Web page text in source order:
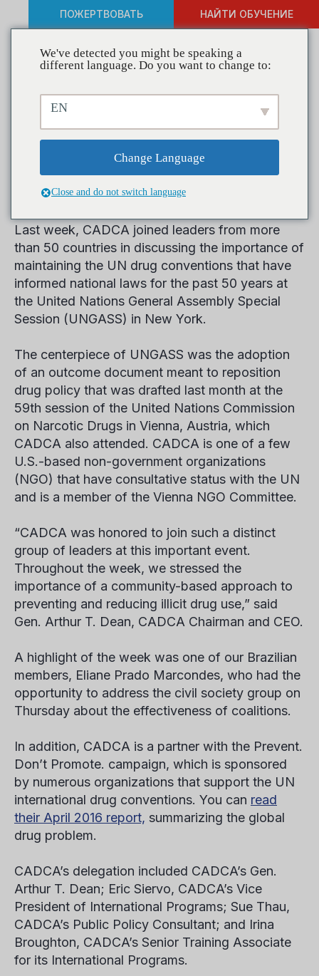
ПОЖЕРТВОВАТЬ НАЙТИ ОБУЧЕНИЕ
CADCA Participates in
United Nations
International Drug Policy
Discussions
Last week, CADCA joined leaders from more
than 50 countries in discussing the importance of
maintaining the UN drug conventions that have
informed national laws for the past 50 years at
the United Nations General Assembly Special
Session (UNGASS) in New York.
The centerpiece of UNGASS was the adoption
of an outcome document meant to reposition
drug policy that was drafted last month at the
59th session of the United Nations Commission
on Narcotic Drugs in Vienna, Austria, which
CADCA also attended. CADCA is one of a few
U.S.-based non-government organizations
(NGO) that have consultative status with the UN
and is a member of the Vienna NGO Committee.
“CADCA was honored to join such a distinct
group of leaders at this important event.
Throughout the week, we stressed the
importance of a community-based approach to
preventing and reducing illicit drug use,” said
Gen. Arthur T. Dean, CADCA Chairman and CEO.
A highlight of the week was one of our Brazilian
members, Eliane Prado Marcondes, who had the
opportunity to address the civil society group on
Thursday about the effectiveness of coalitions.
In addition, CADCA is a partner with the Prevent.
Don’t Promote. campaign, which is sponsored
by numerous organizations that support the UN
international drug conventions. You can read
their April 2016 report, summarizing the global
drug problem.
CADCA’s delegation included CADCA’s Gen.
Arthur T. Dean; Eric Siervo, CADCA’s Vice
President of International Programs; Sue Thau,
CADCA’s Public Policy Consultant; and Irina
Broughton, CADCA’s Senior Training Associate
for its International Programs.
We've detected you might be speaking a
different language. Do you want to change to:
EN
Change Language
Close and do not switch language